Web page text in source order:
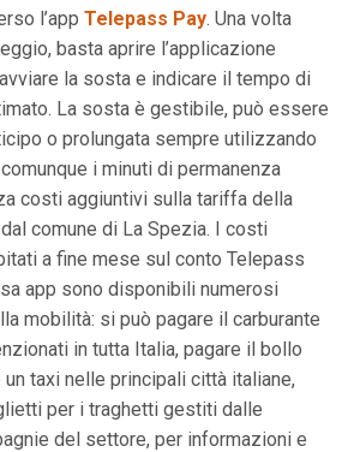
l’app Telepass Pay. Una volta
basta aprire l’applicazione
la sosta e indicare il tempo di
La sosta è gestibile, può essere
o prolungata sempre utilizzando
comunque i minuti di permanenza
costi aggiuntivi sulla tariffa della
comune di La Spezia. I costi
a fine mese sul conto Telepass
app sono disponibili numerosi
mobilità: si può pagare il carburante
in tutta Italia, pagare il bollo
un taxi nelle principali città italiane,
per i traghetti gestiti dalle
del settore, per informazioni e